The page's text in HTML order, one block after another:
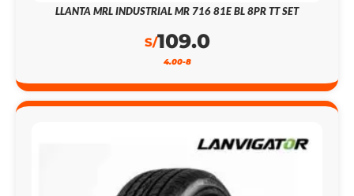
LLANTA MRL INDUSTRIAL MR 716 81E BL 8PR TT SET
S/109.0
4.00-8